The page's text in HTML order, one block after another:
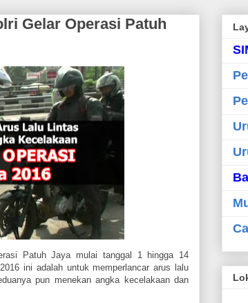
Gelar Operasi Patuh
Patuh Jaya mulai tanggal 1 hingga 14
ini adalah untuk memperlancar arus lalu
pun menekan angka kecelakaan dan